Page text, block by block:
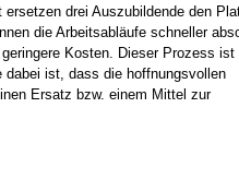
drei Auszubildende den
die Arbeitsabläufe schneller
Kosten. Dieser Prozess ist
dabei ist, dass die hoffnungsvollen
Ersatz bzw. einem Mittel zur